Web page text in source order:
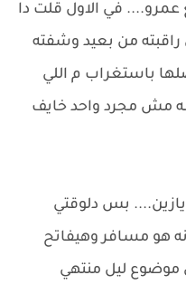
عمرو.... في الاول قلت دا
من بعيد وشفته
باستغراب م اللي
مش مجرد واحد خايف
يازين.... بس دلوقتي
هو مسافر وهيفاتح
موضوع ليل منتهي